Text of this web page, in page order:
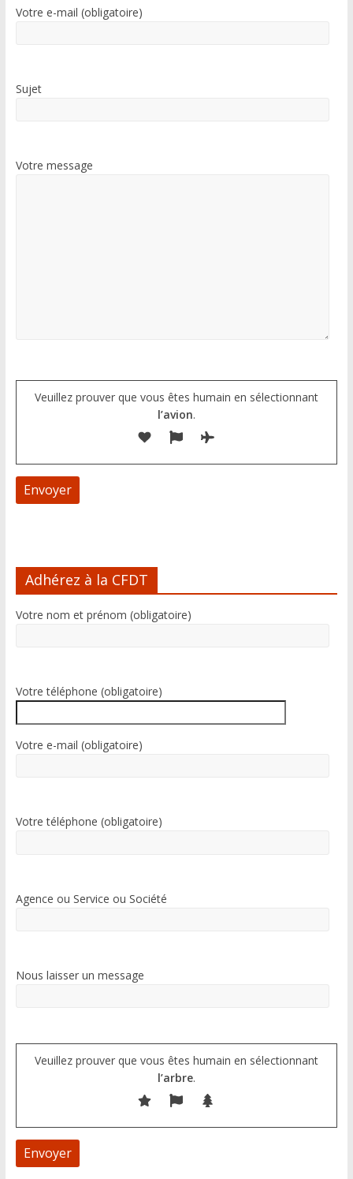
Votre e-mail (obligatoire)
Sujet
Votre message
Veuillez prouver que vous êtes humain en sélectionnant
l’avion.
l
e
r
i
v
e
:
Adhérez à la CFDT
Votre nom et prénom (obligatoire)
Votre téléphone (obligatoire)
Votre e-mail (obligatoire)
Votre téléphone (obligatoire)
Agence ou Service ou Société
Nous laisser un message
Veuillez prouver que vous êtes humain en sélectionnant
l’arbre.